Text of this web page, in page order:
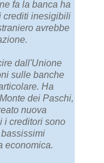
fa la banca ha
crediti inesigibili
avrebbe
dall'Unione
sulle banche
Ha
dei Paschi,
nuova
i creditori sono
economica.